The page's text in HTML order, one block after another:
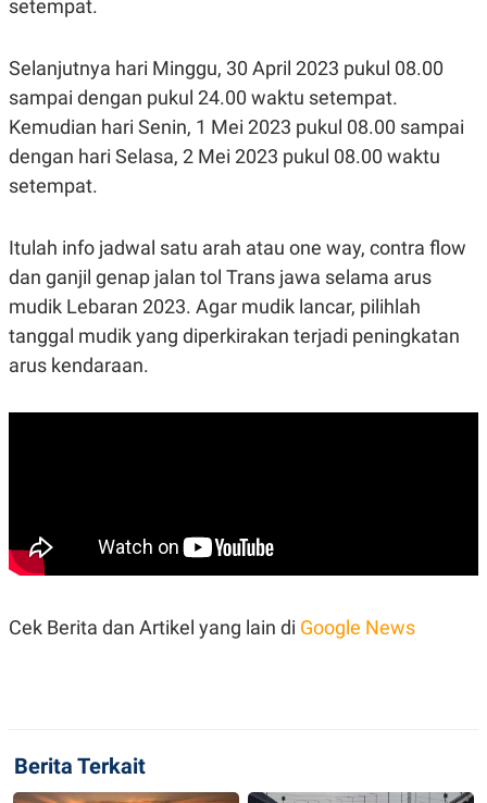
setempat.
Selanjutnya hari Minggu, 30 April 2023 pukul 08.00
sampai dengan pukul 24.00 waktu setempat.
Kemudian hari Senin, 1 Mei 2023 pukul 08.00 sampai
dengan hari Selasa, 2 Mei 2023 pukul 08.00 waktu
setempat.
Itulah info jadwal satu arah atau one way, contra flow
dan ganjil genap jalan tol Trans jawa selama arus
mudik Lebaran 2023. Agar mudik lancar, pilihlah
tanggal mudik yang diperkirakan terjadi peningkatan
arus kendaraan.
Cek Berita dan Artikel yang lain di Google News
Berita Terkait